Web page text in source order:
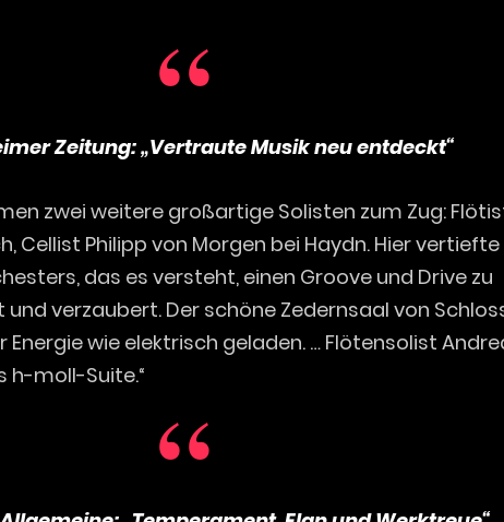
Zeitung: „Vertraute Musik neu entdeckt“
zwei weitere großartige Solisten zum Zug:
Cellist Philipp von Morgen bei Haydn. Hier
das es versteht, einen Groove und Drive zu
verzaubert. Der schöne Zedernsaal von
Energie wie elektrisch geladen. … Flötensolist
h-moll-Suite.“